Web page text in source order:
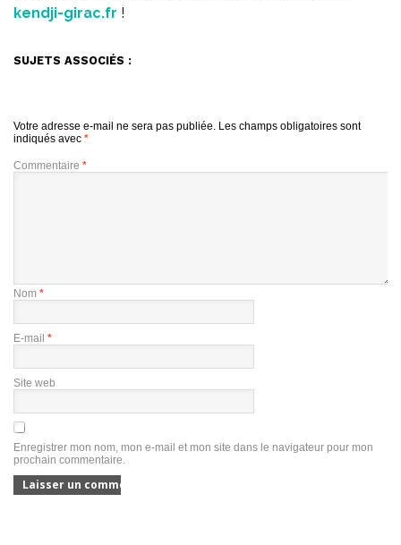
kendji-girac.fr !
SUJETS ASSOCIÉS :
Votre adresse e-mail ne sera pas publiée. Les champs obligatoires sont
indiqués avec *
Commentaire *
Nom *
E-mail *
Site web
Enregistrer mon nom, mon e-mail et mon site dans le navigateur pour mon
prochain commentaire.